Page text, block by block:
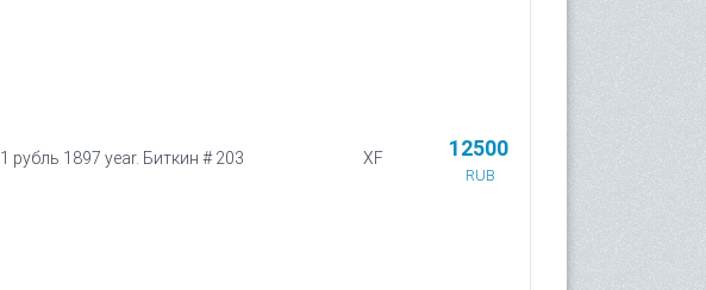
1 рубль 1897 year. Биткин # 203 XF 12500
RUB